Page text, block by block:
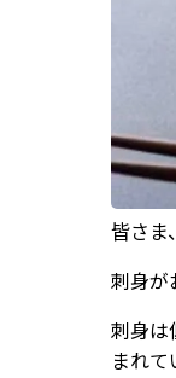
皆さま
刺身が
刺身は
まれて